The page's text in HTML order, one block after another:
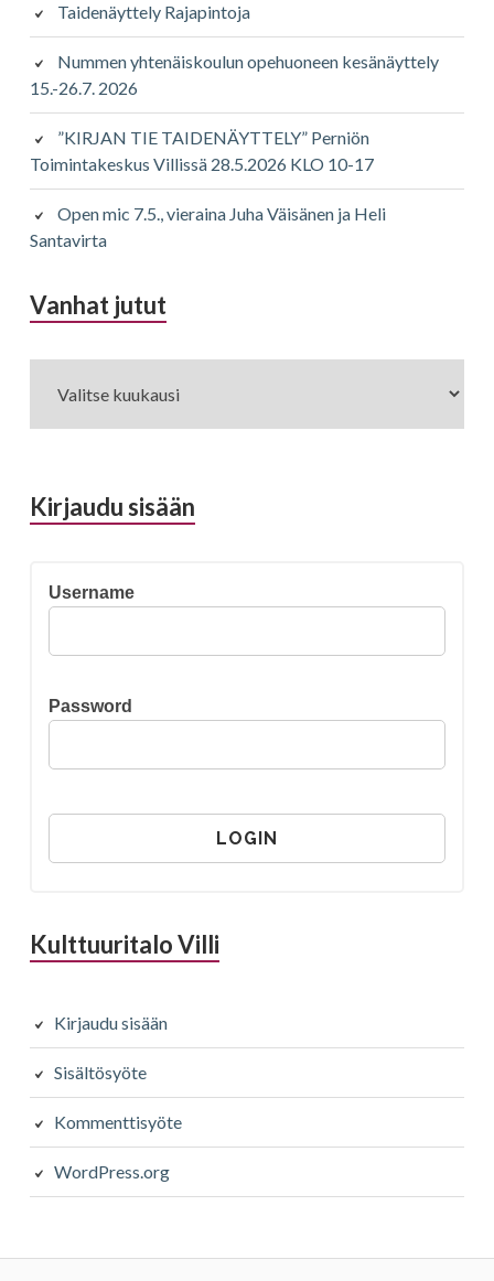
Taidenäyttely Rajapintoja
Nummen yhtenäiskoulun opehuoneen kesänäyttely
15.-26.7. 2026
”KIRJAN TIE TAIDENÄYTTELY” Perniön
Toimintakeskus Villissä 28.5.2026 KLO 10-17
Open mic 7.5., vieraina Juha Väisänen ja Heli
Santavirta
Vanhat jututVanhat
jutut
Kirjaudu sisään
Username
Password
Kulttuuritalo Villi
Kirjaudu sisään
Sisältösyöte
Kommenttisyöte
WordPress.org